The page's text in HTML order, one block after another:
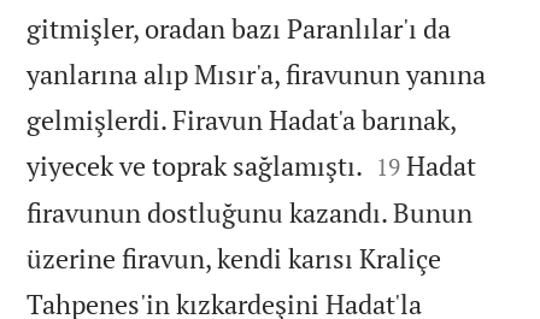
gitmişler, oradan bazı Paranlılar'ı da
yanlarına alıp Mısır'a, firavunun yanına
gelmişlerdi. Firavun Hadat'a barınak,
yiyecek ve toprak sağlamıştı. 

19 Hadat
firavunun dostluğunu kazandı. Bunun
üzerine firavun, kendi karısı Kraliçe
Tahpenes'in kızkardeşini Hadat'la